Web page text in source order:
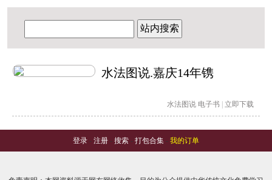
站内搜索
水法图说.嘉庆14年镌
水法图说 电子书 立即下载
登录 - 注册 - 搜索 - 打包合集 - 我的订单